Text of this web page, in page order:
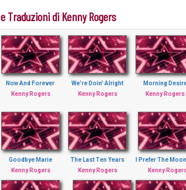
Traduzioni di Kenny Rogers
Now And Forever
Kenny Rogers
We’re Doin’ Alright
Kenny Rogers
Morning
Kenny Rogers
Goodbye Marie
Kenny Rogers
The Last Ten Years
Kenny Rogers
I Prefer The
Kenny